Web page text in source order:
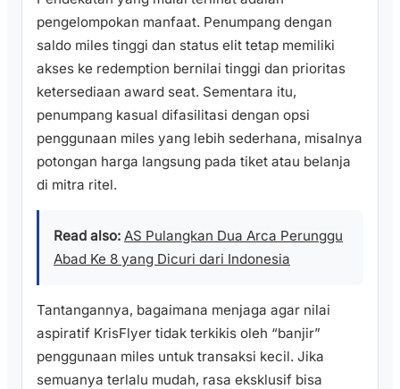
pengelompokan manfaat. Penumpang dengan
saldo miles tinggi dan status elit tetap memiliki
akses ke redemption bernilai tinggi dan prioritas
ketersediaan award seat. Sementara itu,
penumpang kasual difasilitasi dengan opsi
penggunaan miles yang lebih sederhana, misalnya
potongan harga langsung pada tiket atau belanja
di mitra ritel.
Read also: AS Pulangkan Dua Arca Perunggu
Abad Ke 8 yang Dicuri dari Indonesia
Tantangannya, bagaimana menjaga agar nilai
aspiratif KrisFlyer tidak terkikis oleh “banjir”
penggunaan miles untuk transaksi kecil. Jika
semuanya terlalu mudah, rasa eksklusif bisa